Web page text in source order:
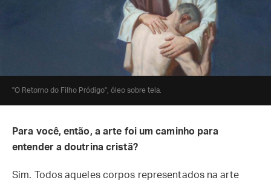
"O Retorno do Filho Pródigo", óleo sobre tela.
Para você, então, a arte foi um caminho para
entender a doutrina cristã?
Sim. Todos aqueles corpos representados na arte